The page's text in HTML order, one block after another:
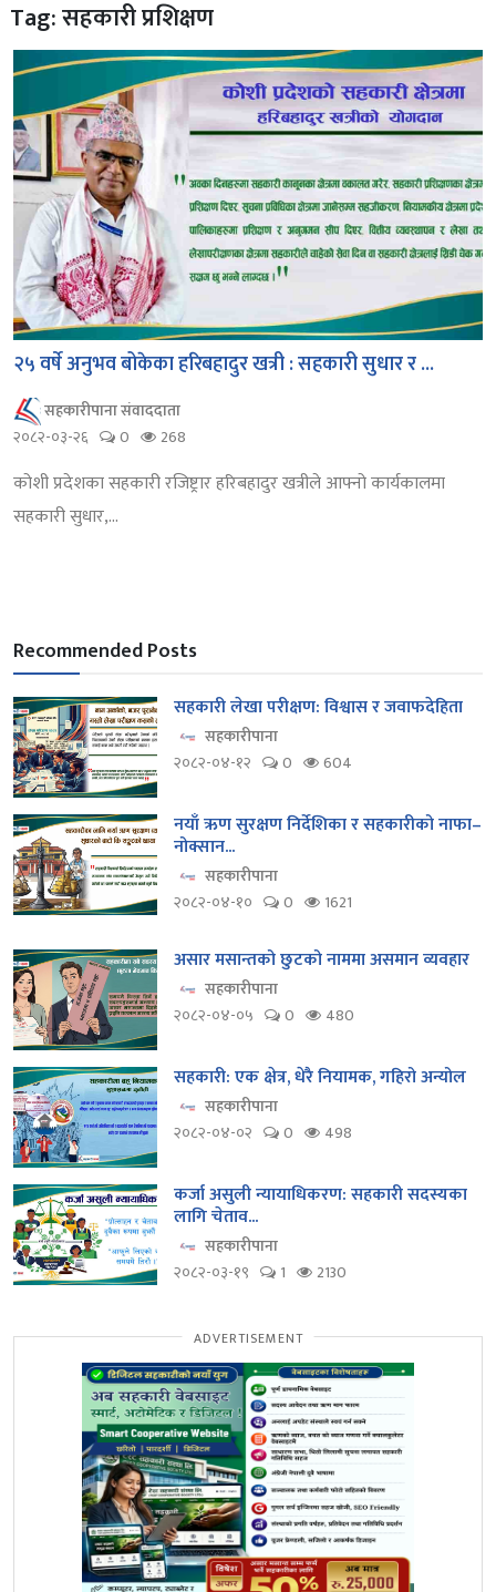
Tag: सहकारी प्रशिक्षण
२५ वर्षे अनुभव बोकेका हरिबहादुर खत्री : सहकारी सुधार र ...
सहकारीपाना संवाददाता
२०८२-०३-२६
0 268
कोशी प्रदेशका सहकारी रजिष्ट्रार हरिबहादुर खत्रीले आफ्नो कार्यकालमा
सहकारी सुधार,...
Recommended Posts
सहकारी लेखा परीक्षण: विश्वास र जवाफदेहिता
सहकारीपाना
२०८२-०४-१२
0 604
नयाँ ऋण सुरक्षण निर्देशिका र सहकारीको नाफा–
नोक्सान...
सहकारीपाना
२०८२-०४-१०
0 1621
असार मसान्तको छुटको नाममा असमान व्यवहार
सहकारीपाना
२०८२-०४-०५
0 480
सहकारी: एक क्षेत्र, धेरै नियामक, गहिरो अन्योल
सहकारीपाना
२०८२-०४-०२
0 498
कर्जा असुली न्यायाधिकरण: सहकारी सदस्यका
लागि चेताव...
सहकारीपाना
२०८२-०३-१९
1 2130
ADVERTISEMENT